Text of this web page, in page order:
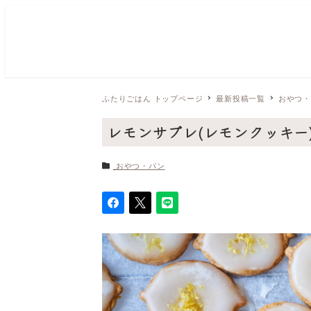
ふたりごはん トップページ 最新投稿一覧 おやつ
レモンサブレ(レモンクッキ
カテゴリー
おやつ・パン